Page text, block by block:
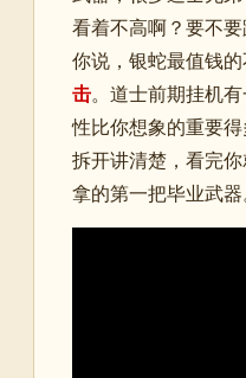
看着不高啊？要不
你说，银蛇最值钱
击。道士前期挂机
性比你想象的重要
拆开讲清楚，看完
拿的第一把毕业武器